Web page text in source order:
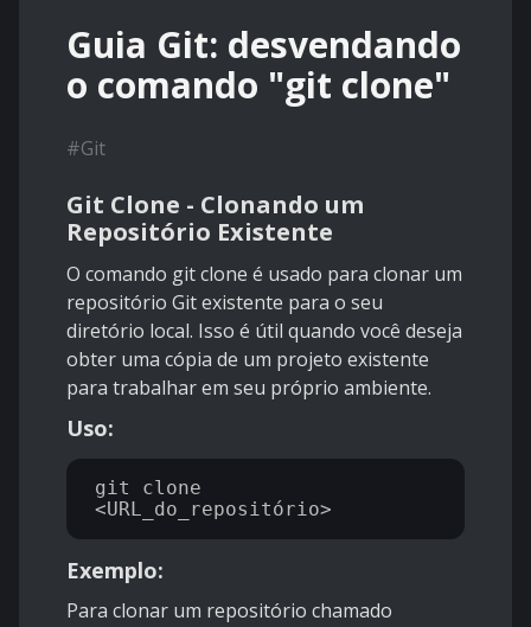
Guia Git: desvendando
o comando "git clone"
#Git
Git Clone - Clonando um
Repositório Existente
O comando git clone é usado para clonar um
repositório Git existente para o seu
diretório local. Isso é útil quando você deseja
obter uma cópia de um projeto existente
para trabalhar em seu próprio ambiente.
Uso:
git clone
Exemplo:
Para clonar um repositório chamado